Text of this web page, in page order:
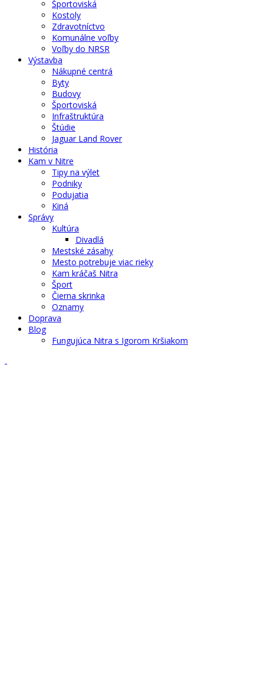
Športoviská
Kostoly
Zdravotníctvo
Komunálne voľby
Voľby do NRSR
Výstavba
Nákupné centrá
Byty
Budovy
Športoviská
Infraštruktúra
Štúdie
Jaguar Land Rover
História
Kam v Nitre
Tipy na výlet
Podniky
Podujatia
Kiná
Správy
Kultúra
Divadlá
Mestské zásahy
Mesto potrebuje viac rieky
Kam kráčaš Nitra
Šport
Čierna skrinka
Oznamy
Doprava
Blog
Fungujúca Nitra s Igorom Kršiakom